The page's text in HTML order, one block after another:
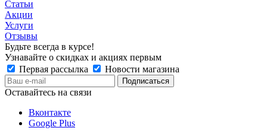
Статьи
Акции
Услуги
Отзывы
Будьте всегда в курсе!
Узнавайте о скидках и акциях первым
Первая рассылка
Новости магазина
Оставайтесь на связи
Вконтакте
Google Plus